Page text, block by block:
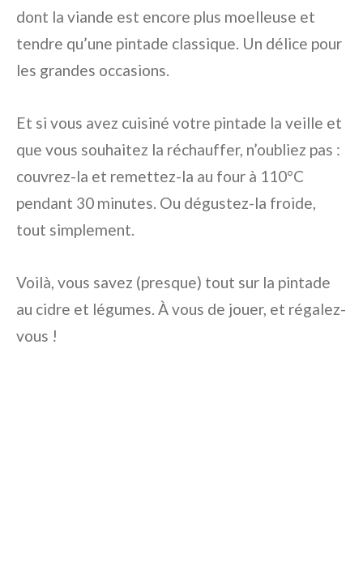
dont la viande est encore plus moelleuse et
tendre qu’une pintade classique. Un délice pour
les grandes occasions.
Et si vous avez cuisiné votre pintade la veille et
que vous souhaitez la réchauffer, n’oubliez pas :
couvrez-la et remettez-la au four à 110°C
pendant 30 minutes. Ou dégustez-la froide,
tout simplement.
Voilà, vous savez (presque) tout sur la pintade
au cidre et légumes. À vous de jouer, et régalez-
vous !